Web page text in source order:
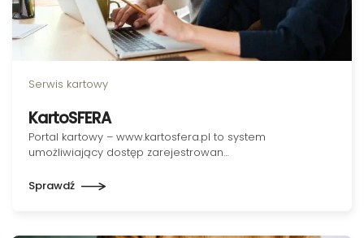
Serwis kartowy
KartoSFERA
Portal kartowy – www.kartosfera.pl to system
umożliwiający dostęp zarejestrowan…
Sprawdź